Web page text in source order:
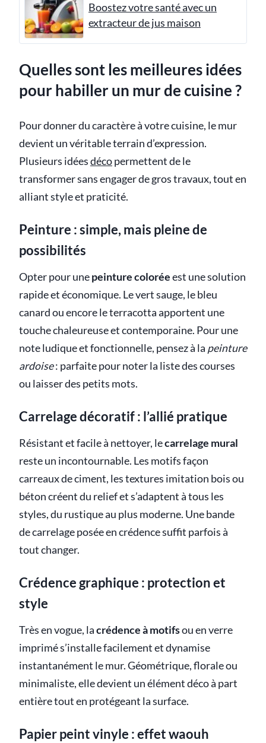
Boostez votre santé avec un
extracteur de jus maison
Quelles sont les meilleures idées
pour habiller un mur de cuisine ?
Pour donner du caractère à votre cuisine, le mur
devient un véritable terrain d’expression.
Plusieurs idéesdécopermettent de le
transformer sans engager de gros travaux, tout en
alliant style et praticité.
Peinture : simple, mais pleine de
possibilités
Opter pour unepeinture coloréeest une solution
rapide et économique. Le vert sauge, le bleu
canard ou encore le terracotta apportent une
touche chaleureuse et contemporaine. Pour une
note ludique et fonctionnelle, pensez à la peinture
ardoise: parfaite pour noter la liste des courses
ou laisser des petits mots.
Carrelage décoratif : l’allié pratique
Résistant et facile à nettoyer, lecarrelage mural
reste un incontournable. Les motifs façon
carreaux de ciment, les textures imitation bois ou
béton créent du relief et s’adaptent à tous les
styles, du rustique au plus moderne. Une bande
de carrelage posée en crédence suffit parfois à
tout changer.
Crédence graphique : protection et
style
Très en vogue, lacrédence à motifsou en verre
imprimé s’installe facilement et dynamise
instantanément le mur. Géométrique, florale ou
minimaliste, elle devient un élément déco à part
entière tout en protégeant la surface.
Papier peint vinyle : effet waouh